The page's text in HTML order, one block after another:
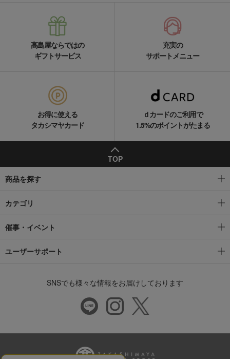
高島屋ならではの
ギフトサービス
充実の
サポートメニュー
お得に使える
タカシマヤカード
ｄカードのご利用で
1.5%のポイントがたまる
TOP
商品を探す
カテゴリ
催事・イベント
ユーザーサポート
SNSでも様々な情報をお届けしております